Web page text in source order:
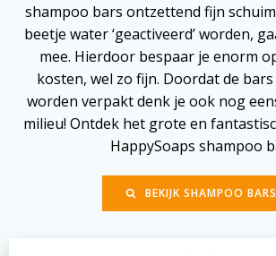
shampoo bars ontzettend fijn
beetje water ‘geactiveerd’ worden,
mee. Hierdoor bespaar je enorm
kosten, wel zo fijn. Doordat de
worden verpakt denk je ook nog
milieu! Ontdek het grote en
HappySoaps shampoo
BEKIJK SHAMPOO BARS